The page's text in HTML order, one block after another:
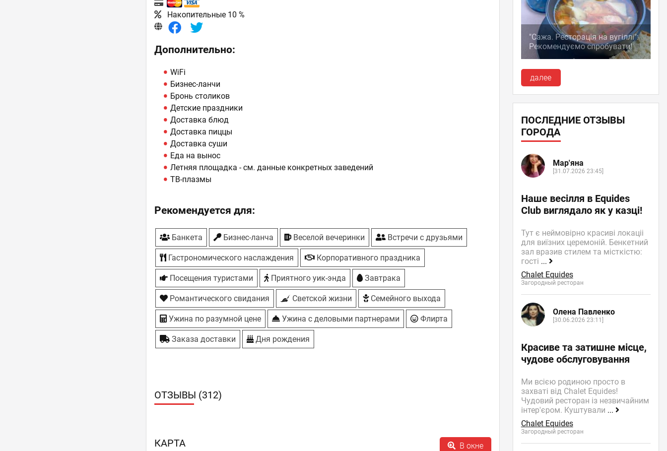
Накопительные 10 %
Дополнительно:
WiFi
Бизнес-ланчи
Бронь столиков
Детские праздники
Доставка блюд
Доставка пиццы
Доставка суши
Еда на вынос
Летняя площадка - см. данные конкретных заведений
ТВ-плазмы
Рекомендуется для:
Банкета Бизнес-ланча Веселой вечеринки Встречи с друзьями
Гастрономического наслаждения Корпоративного праздника
Посещения туристами Приятного уик-энда Завтрака
Романтического свидания Светской жизни Семейного выхода
Ужина по разумной цене Ужина с деловыми партнерами Флирта
Заказа доставки Дня рождения
ОТЗЫВЫ (312)
КАРТА В окне
"Сажа. Ресторація на вугіллі":
Рекомендуємо спробувати!
далее
ПОСЛЕДНИЕ ОТЗЫВЫ
ГОРОДА
Мар'яна
[31.07.2026 23:45]
Наше весілля в Equides
Club виглядало як у казці!
Тут є неймовірно красиві локаціі
для виїзних церемоній. Бенкетний
зал вразив стилем та місткістю:
гості ...
Chalet Equides
Загородный ресторан
Олена Павленко
[30.06.2026 23:11]
Красиве та затишне місце,
чудове обслуговування
Ми всією родиною просто в
захваті від Chalet Equides!
Чудовий ресторан із незвичайним
інтер'єром. Куштували ...
Chalet Equides
Загородный ресторан